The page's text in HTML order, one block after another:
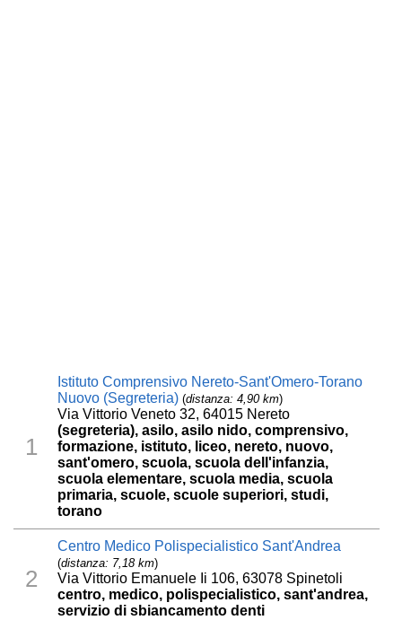
1
Istituto Comprensivo Nereto-Sant'Omero-Torano
Nuovo (Segreteria) (distanza: 4,90 km)
Via Vittorio Veneto 32, 64015 Nereto
(segreteria), asilo, asilo nido, comprensivo,
formazione, istituto, liceo, nereto, nuovo,
sant'omero, scuola, scuola dell'infanzia,
scuola elementare, scuola media, scuola
primaria, scuole, scuole superiori, studi,
torano
2
Centro Medico Polispecialistico Sant'Andrea
(distanza: 7,18 km)
Via Vittorio Emanuele Ii 106, 63078 Spinetoli
centro, medico, polispecialistico, sant'andrea,
servizio di sbiancamento denti